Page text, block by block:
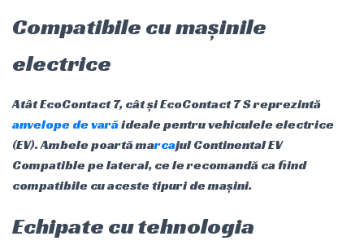
Compatibile cu mașinile
electrice
Atât EcoContact 7, cât și EcoContact 7 S reprezintă
anvelope de varăideale pentru vehiculele electrice
(EV). Ambele poartă marcajul Continental EV
Compatible pe lateral, ce le recomandă ca fiind
compatibile cu aceste tipuri de mașini.
Echipate cu tehnologia